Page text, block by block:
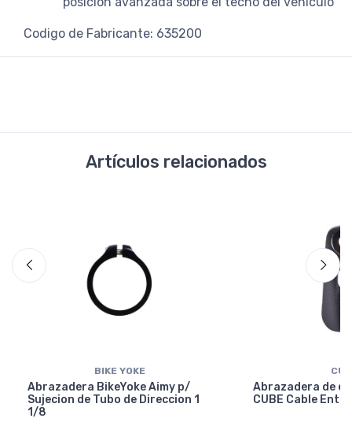
Codigo de Fabricante: 635200
Artículos relacionados
BIKE YOKE
Abrazadera BikeYoke Aimy p/
Sujecion de Tubo de Direccion 1
1/8
Abrazadera de
CUBE Cable